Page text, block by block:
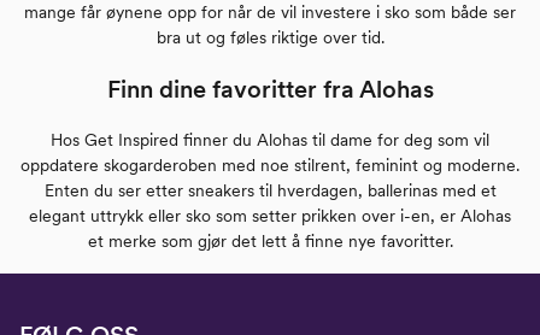
mange får øynene opp for når de vil investere i sko som både ser
bra ut og føles riktige over tid.
Finn dine favoritter fra Alohas
Hos Get Inspired finner du Alohas til dame for deg som vil
oppdatere skogarderoben med noe stilrent, feminint og moderne.
Enten du ser etter sneakers til hverdagen, ballerinas med et
elegant uttrykk eller sko som setter prikken over i-en, er Alohas
et merke som gjør det lett å finne nye favoritter.